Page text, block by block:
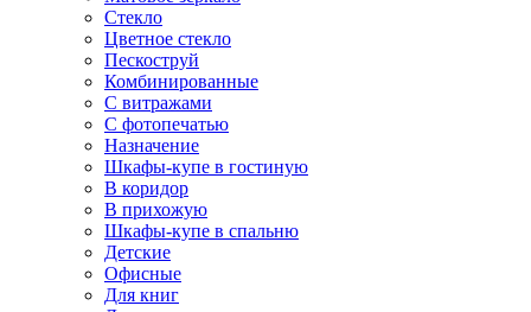
Стекло
Цветное стекло
Пескоструй
Комбинированные
С витражами
С фотопечатью
Назначение
Шкафы-купе в гостиную
В коридор
В прихожую
Шкафы-купе в спальню
Детские
Офисные
Для книг